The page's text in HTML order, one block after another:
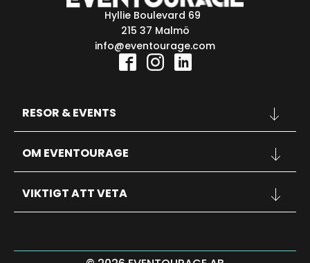
Hyllie Boulevard 69
215 37 Malmö
info@eventourage.com
RESOR & EVENTS
SPORT
KONSERTER
INSPIRATION
OM EVENTOURAGE
KONTAKT
FAQ
VIKTIGT ATT VETA
PRESENTKORT